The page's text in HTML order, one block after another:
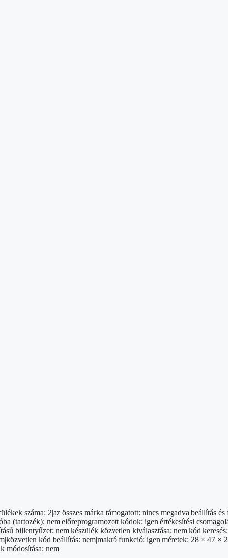
száma: 2|az összes márka támogatott: nincs megadva|beállítás
(tartozék): nem|előreprogramozott kódok: igen|értékesítési
billentyűzet: nem|készülék közvetlen kiválasztása: nem|kód
kód beállítás: nem|makró funkció: igen|méretek: 28 × 47 ×
módosítása: nem